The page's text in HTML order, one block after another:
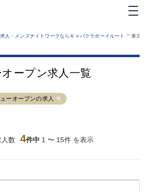
業種から探す
運営者情報
サイトマップ
人・メンズナイトワークならキャバクラボーイルート > 東京
ープン求人一覧
ーオープンの求人
数 4件中 1 〜 15件 を表示
池袋
練馬
恵比寿